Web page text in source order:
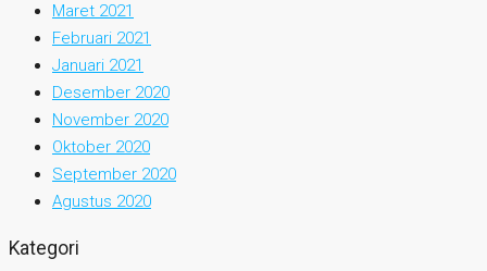
Maret 2021
Februari 2021
Januari 2021
Desember 2020
November 2020
Oktober 2020
September 2020
Agustus 2020
Kategori